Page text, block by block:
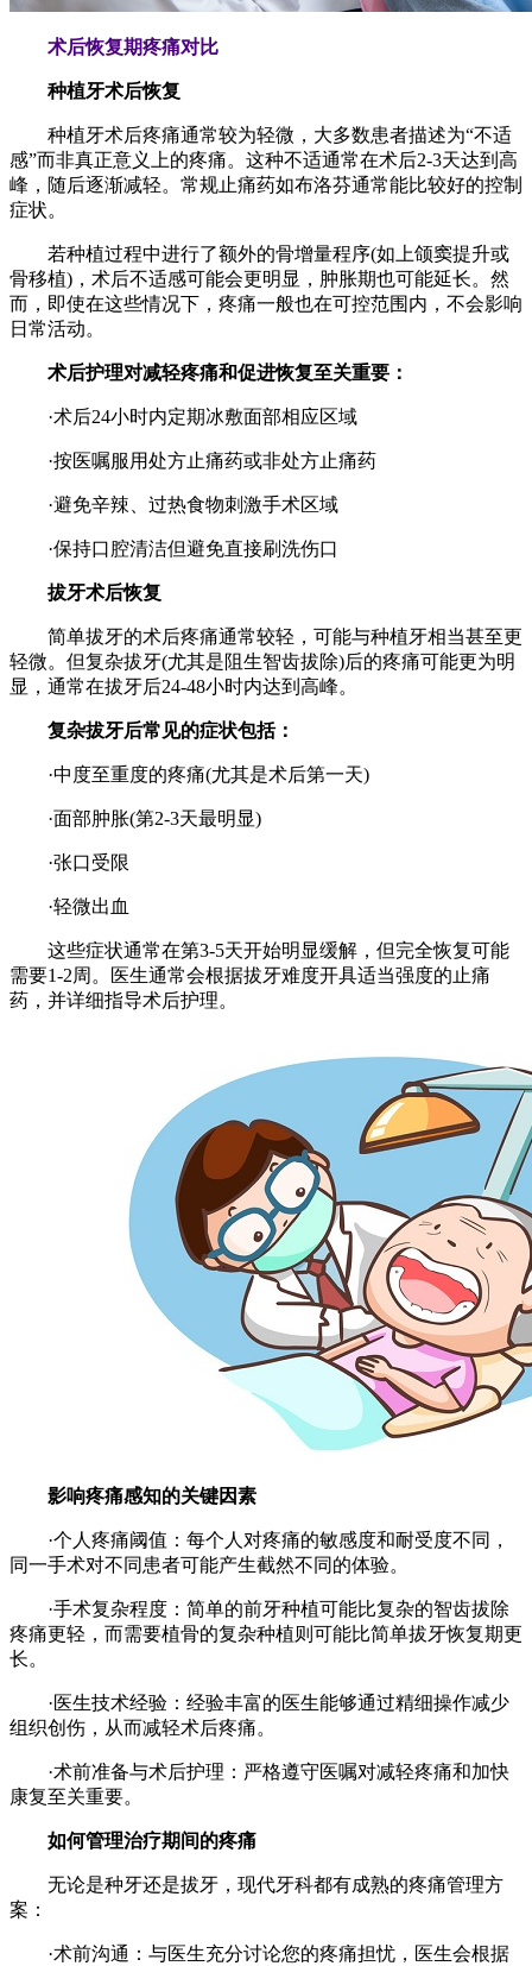
术后恢复期疼痛对比
种植牙术后恢复
种植牙术后疼痛通常较为轻微，大多数患者描述为“不适
感”而非真正意义上的疼痛。这种不适通常在术后2-3天达到高
峰，随后逐渐减轻。常规止痛药如布洛芬通常能比较好的控制
症状。
若种植过程中进行了额外的骨增量程序(如上颌窦提升或
骨移植)，术后不适感可能会更明显，肿胀期也可能延长。然
而，即使在这些情况下，疼痛一般也在可控范围内，不会影响
日常活动。
术后护理对减轻疼痛和促进恢复至关重要：
·术后24小时内定期冰敷面部相应区域
·按医嘱服用处方止痛药或非处方止痛药
·避免辛辣、过热食物刺激手术区域
·保持口腔清洁但避免直接刷洗伤口
拔牙术后恢复
简单拔牙的术后疼痛通常较轻，可能与种植牙相当甚至更
轻微。但复杂拔牙(尤其是阻生智齿拔除)后的疼痛可能更为明
显，通常在拔牙后24-48小时内达到高峰。
复杂拔牙后常见的症状包括：
·中度至重度的疼痛(尤其是术后第一天)
·面部肿胀(第2-3天最明显)
·张口受限
·轻微出血
这些症状通常在第3-5天开始明显缓解，但完全恢复可能
需要1-2周。医生通常会根据拔牙难度开具适当强度的止痛
药，并详细指导术后护理。
影响疼痛感知的关键因素
·个人疼痛阈值：每个人对疼痛的敏感度和耐受度不同，
同一手术对不同患者可能产生截然不同的体验。
·手术复杂程度：简单的前牙种植可能比复杂的智齿拔除
疼痛更轻，而需要植骨的复杂种植则可能比简单拔牙恢复期更
长。
·医生技术经验：经验丰富的医生能够通过精细操作减少
组织创伤，从而减轻术后疼痛。
·术前准备与术后护理：严格遵守医嘱对减轻疼痛和加快
康复至关重要。
如何管理治疗期间的疼痛
无论是种牙还是拔牙，现代牙科都有成熟的疼痛管理方
案：
·术前沟通：与医生充分讨论您的疼痛担忧，医生会根据